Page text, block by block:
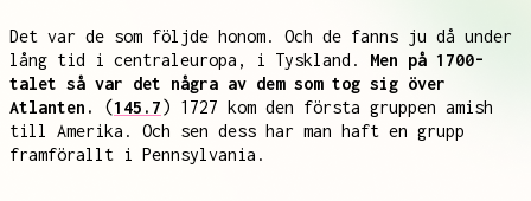
Det var de som följde honom. Och de fanns ju då under
lång tid i centraleuropa, i Tyskland. Men på 1700-
talet så var det några av dem som tog sig över
Atlanten.
(145.7) 1727 kom den första gruppen amish
till Amerika. Och sen dess har man haft en grupp
framförallt i Pennsylvania.